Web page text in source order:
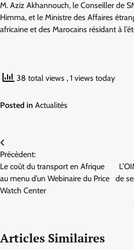
M. Aziz Akhannouch, le Conseiller de
Himma, et le Ministre des Affaires
africaine et des Marocains résidant à
38 total views , 1 views today
Posted in Actualités
Navigation
de
l’article
Précèdent:
Le coût du transport en Afrique
au menu d’un Webinaire du Price
Watch Center
de
Articles Similaires